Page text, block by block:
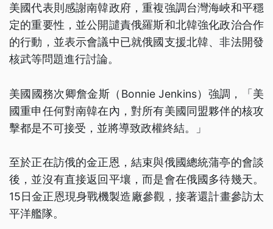
美國代表則感謝南韓政府，重複強調台灣海峽和平穩
定的重要性，並公開譴責俄羅斯和北韓強化政治合作
的行動，並表示會議中已就俄國支援北韓、非法開發
核武等問題進行討論。
美國國務次卿詹金斯（Bonnie Jenkins）強調，「美
國重申任何對南韓在內，對所有美國同盟夥伴的核攻
擊都是不可接受，並將導致政權終結。」
至於正在訪俄的金正恩，結束與俄國總統蒲亭的會談
後，並沒有直接返回平壤，而是會在俄國多待幾天。
15日金正恩現身戰機製造廠參觀，接著還計畫參訪太
平洋艦隊。